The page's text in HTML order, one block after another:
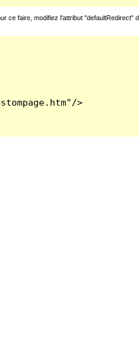
faire, modifiez l'attribut
>